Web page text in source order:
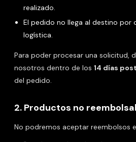
realizado.
El pedido no llega al destino por
logística.
Para poder procesar una solicitud,
nosotros dentro de los 14 días
del pedido.
2. Productos no
No podremos aceptar reembolsos